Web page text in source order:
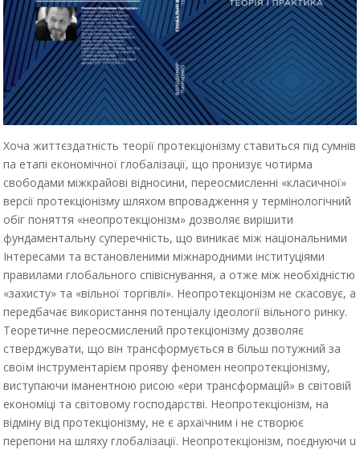
Хоча життєздатність теорії протекціонізму ставиться під сумнів
па етапі економічної глобалізації, що пронизує чотирма
свободами міжкрайові відносини, переосмисленні «класичної»
версії протекціонізму шляхом впровадження у термінологічний
обіг поняття «неопротекціонізм» дозволяє вирішити
фундаментальну суперечність, що виникає між національними
Інтересами та встановленими міжнародними інституціями
правилами глобального співіснування, а отже між необхідністю
«захисту» та «вільної торгівлі». Неопротекціонізм не скасовує, а
передбачає використання потенціалу ідеології вільного ринку.
Теоретичне переосмислений протекціонізму дозволяє
стверджувати, що він трансформується в більш потужний за
своїм інструментарієм прояву феномен неопротекціонізму,
виступаючи іманентною рисою «ери трансформацій» в світовій
економіці та світовому господарстві. Неопротекціонізм, на
відміну від протекціонізму, не є архаїчним і не створює
перепони на шляху глобалізації. Неопротекціонізм, поєднуючи u